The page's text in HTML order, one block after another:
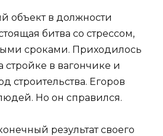
объект в должности
битва со стрессом,
сроками. Приходилось
стройке в вагончике и
строительства. Егоров
Но он справился.
результат своего